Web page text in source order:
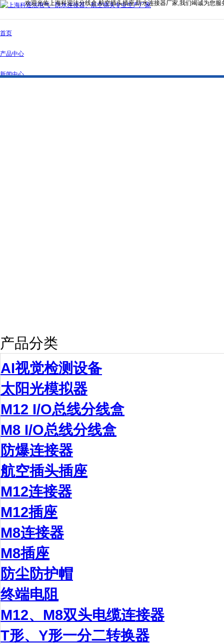
欢迎光临上海科迎法分线盒,航空插头插座,防水连接器厂家,我们竭诚为您服
首页
产品中心
新闻中心
产品分类
AI视觉检测设备
太阳光模拟器
M12 I/O总线分线盒
M8 I/O总线分线盒
防爆连接器
航空插头插座
M12连接器
M12插座
M8连接器
M8插座
防尘防护帽
终端电阻
M12、M8双头电缆连接器
T形、Y形一分二转换器